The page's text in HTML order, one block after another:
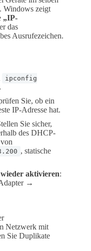
Windows zeigt
„IP-
das
Ausrufezeichen.
ipconfig
Sie, ob ein
IP-Adresse hat.
Sie sicher,
des DHCP-
, statische
aktivieren:
→
Netzwerk mit
Sie Duplikate